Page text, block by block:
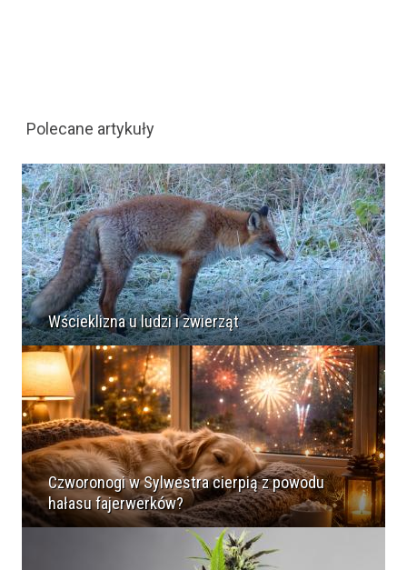
Polecane artykuły
Wścieklizna u ludzi i zwierząt
Czworonogi w Sylwestra cierpią z powodu
hałasu fajerwerków?